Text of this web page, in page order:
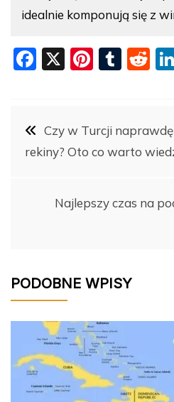
idealnie komponują się z
F
e
b
X
Pi
e
st
T
bl
r
R
di
t
Nawigacja
Czy w Turcji
rekiny? Oto co warto
Najlepszy czas na
PODOBNE WPISY